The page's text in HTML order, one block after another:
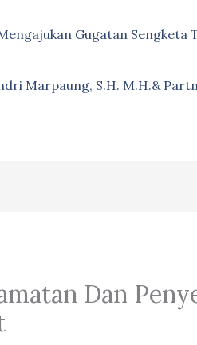
Gugatan
Marpaung, S.H. M.H.&
Dan